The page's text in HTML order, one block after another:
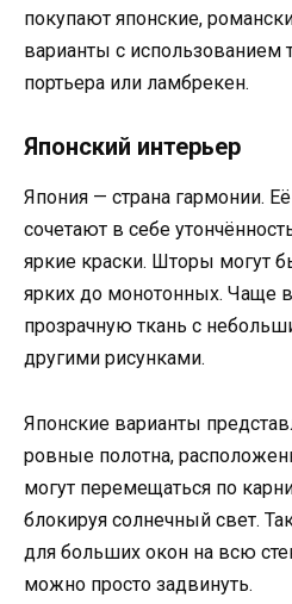
покупают японские,
варианты с использованием
портьера или ламбрекен.
Японский интерьер
Япония — страна гармонии.
сочетают в себе
яркие краски. Шторы могут
ярких до монотонных. Чаще
прозрачную ткань с
другими рисунками.
Японские варианты
ровные полотна,
могут перемещаться по
блокируя солнечный свет.
для больших окон на всю
можно просто задвинуть.